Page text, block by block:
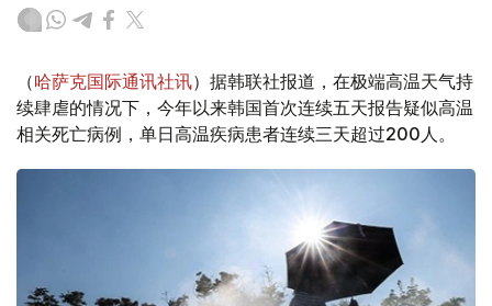
（哈萨克国际通讯社讯）据韩联社报道，在极端高温天气持
续肆虐的情况下，今年以来韩国首次连续五天报告疑似高温
相关死亡病例，单日高温疾病患者连续三天超过200人。